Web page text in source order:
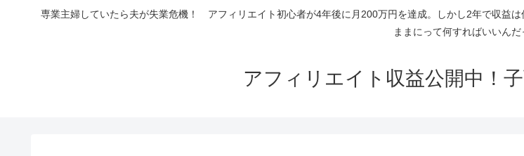
専業主婦していたら夫が失業危機！ アフィリエイト初心者が4年後に月200万円を達成。しかし2年で収益
ままにって何すればいいんだ
アフィリエイト収益公開中！